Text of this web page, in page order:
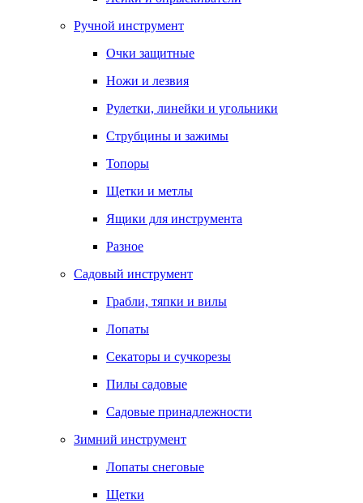
Ручной инструмент
Очки защитные
Ножи и лезвия
Рулетки, линейки и угольники
Струбцины и зажимы
Топоры
Щетки и метлы
Ящики для инструмента
Разное
Садовый инструмент
Грабли, тяпки и вилы
Лопаты
Секаторы и сучкорезы
Пилы садовые
Садовые принадлежности
Зимний инструмент
Лопаты снеговые
Щетки